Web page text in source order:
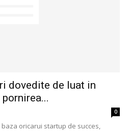
dovedite de luat in
0
oricarui startup de succes,